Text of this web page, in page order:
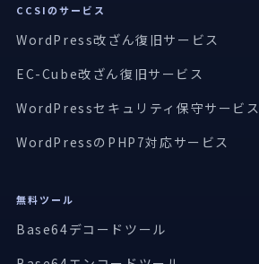
CCSIのサービス
WordPress改ざん復旧サービス
EC-Cube改ざん復旧サービス
WordPressセキュリティ保守サービス
WordPressのPHP7対応サービス
無料ツール
Base64デコードツール